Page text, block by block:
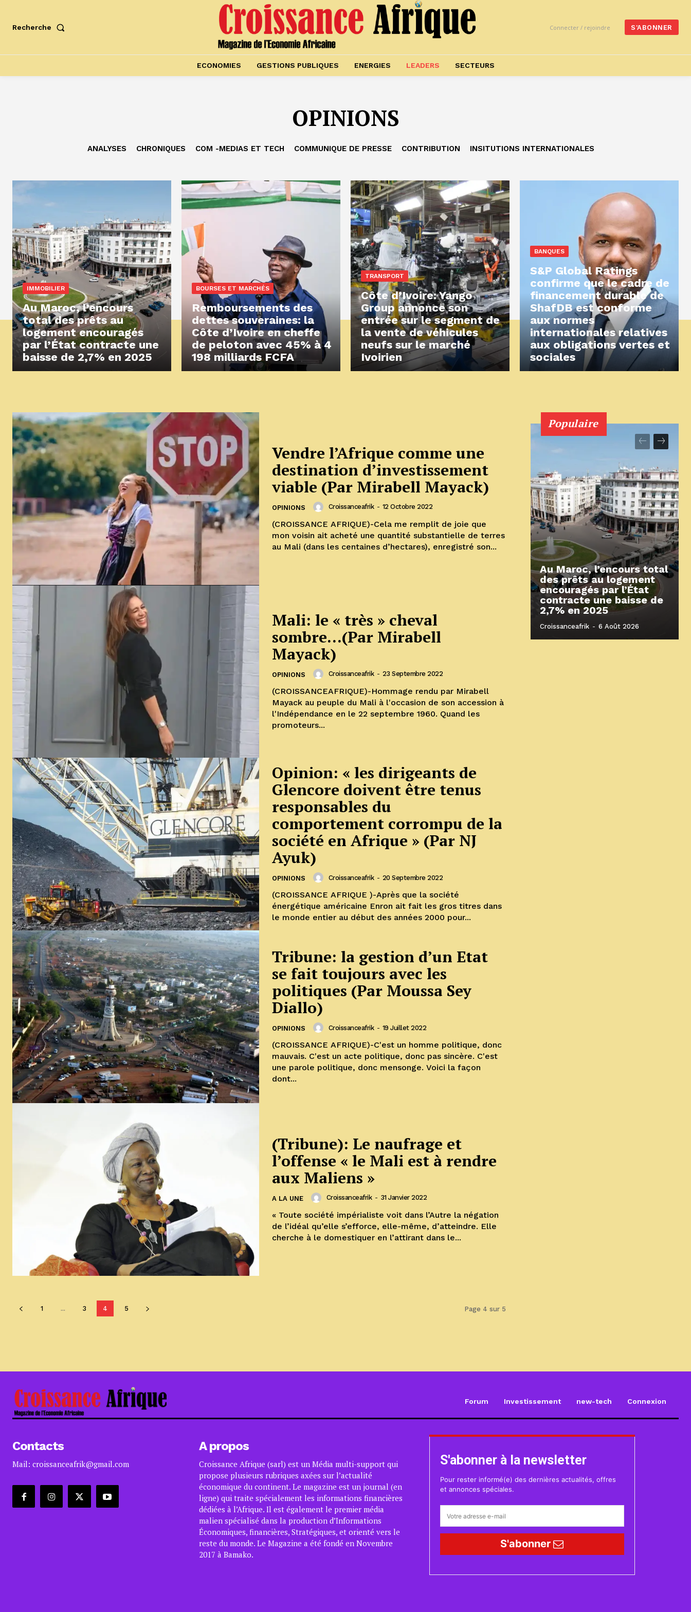
Recherche Connecter / rejoindre S'ABONNER
ECONOMIES GESTIONS PUBLIQUES ENERGIES LEADERS SECTEURS
OPINIONS
ANALYSES CHRONIQUES COM -MEDIAS ET TECH COMMUNIQUE DE PRESSE CONTRIBUTION INSITUTIONS INTERNATIONALES
IMMOBILIER
Au Maroc, l’encours
total des prêts au
logement encouragés
par l’État contracte une
baisse de 2,7% en 2025
BOURSES ET MARCHÉS
Remboursements des
dettes souveraines: la
Côte d’Ivoire en cheffe
de peloton avec 45% à 4
198 milliards FCFA
TRANSPORT
Côte d’Ivoire: Yango
Group annonce son
entrée sur le segment de
la vente de véhicules
neufs sur le marché
Ivoirien
BANQUES
S&P Global Ratings
confirme que le cadre de
financement durable de
ShafDB est conforme
aux normes
internationales relatives
aux obligations vertes et
sociales
Vendre l’Afrique comme une
destination d’investissement
viable (Par Mirabell Mayack)
OPINIONS Croissanceafrik - 12 Octobre 2022
(CROISSANCE AFRIQUE)-Cela me remplit de joie que
mon voisin ait acheté une quantité substantielle de terres
au Mali (dans les centaines d’hectares), enregistré son...
Mali: le « très » cheval
sombre…(Par Mirabell
Mayack)
OPINIONS Croissanceafrik - 23 Septembre 2022
(CROISSANCEAFRIQUE)-Hommage rendu par Mirabell
Mayack au peuple du Mali à l'occasion de son accession à
l'Indépendance en le 22 septembre 1960. Quand les
promoteurs...
Opinion: « les dirigeants de
Glencore doivent être tenus
responsables du
comportement corrompu de la
société en Afrique » (Par NJ
Ayuk)
OPINIONS Croissanceafrik - 20 Septembre 2022
(CROISSANCE AFRIQUE )-Après que la société
énergétique américaine Enron ait fait les gros titres dans
le monde entier au début des années 2000 pour...
Tribune: la gestion d’un Etat
se fait toujours avec les
politiques (Par Moussa Sey
Diallo)
OPINIONS Croissanceafrik - 19 Juillet 2022
(CROISSANCE AFRIQUE)-C'est un homme politique, donc
mauvais. C'est un acte politique, donc pas sincère. C'est
une parole politique, donc mensonge. Voici la façon
dont...
(Tribune): Le naufrage et
l’offense « le Mali est à rendre
aux Maliens »
A LA UNE Croissanceafrik - 31 Janvier 2022
« Toute société impérialiste voit dans l’Autre la négation
de l’idéal qu’elle s’efforce, elle-même, d’atteindre. Elle
cherche à le domestiquer en l’attirant dans le...
1 ... 3 4 5 Page 4 sur 5
Populaire
Au Maroc, l’encours total
des prêts au logement
encouragés par l’État
contracte une baisse de
2,7% en 2025
Croissanceafrik - 6 Août 2026
Forum Investissement new-tech Connexion
Contacts
Mail: croissanceafrik@gmail.com
A propos
Croissance Afrique (sarl) est un Média multi-support qui
propose plusieurs rubriques axées sur l’actualité
économique du continent. Le magazine est un journal (en
ligne) qui traite spécialement les informations financières
dédiées à l’Afrique. Il est également le premier média
malien spécialisé dans la production d’Informations
Économiques, financières, Stratégiques, et orienté vers le
reste du monde. Le Magazine a été fondé en Novembre
2017 à Bamako.
S'abonner à la newsletter
Pour rester informé(e) des dernières actualités, offres
et annonces spéciales.
S'abonner